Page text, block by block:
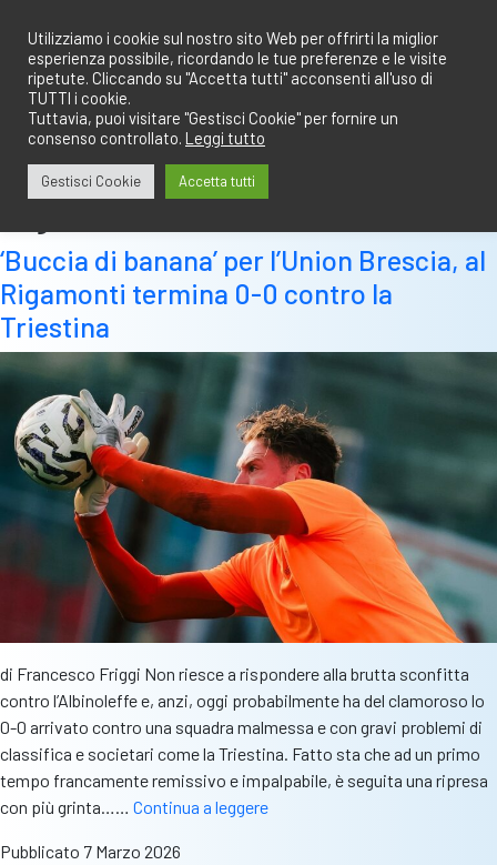
contenuto
‘Buccia di banana’ per l’Union Brescia, al
Rigamonti termina 0-0 contro la
Triestina
di Francesco Friggi Non riesce a rispondere alla brutta sconfitta
contro l’Albinoleffe e, anzi, oggi probabilmente ha del clamoroso lo
0-0 arrivato contro una squadra malmessa e con gravi problemi di
classifica e societari come la Triestina. Fatto sta che ad un primo
tempo francamente remissivo e impalpabile, è seguita una ripresa
con più grinta…… Continua a leggere‘Buccia
Pubblicato 7 Marzo 2026
Utilizziamo i cookie sul nostro sito Web per offrirti la miglior
esperienza possibile, ricordando le tue preferenze e le visite
ripetute. Cliccando su "Accetta tutti" acconsenti all'uso di
TUTTI i cookie.
Tuttavia, puoi visitare "Gestisci Cookie" per fornire un
consenso controllato. Leggi tutto
Gestisci Cookie Accetta tutti